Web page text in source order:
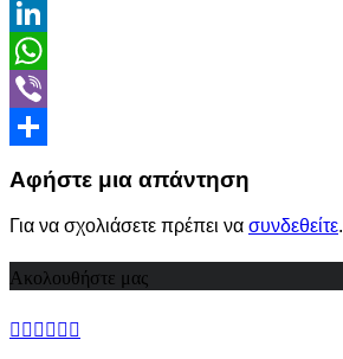
Email
LinkedIn
WhatsApp
Viber
Αφήστε μια απάντηση
Για να σχολιάσετε πρέπει να συνδεθείτε.
Ακολουθήστε μας